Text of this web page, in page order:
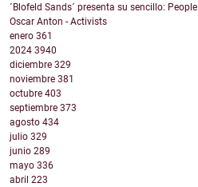
´Blofeld Sands´ presenta su sencillo: People
Oscar Anton - Activists
enero 361
2024 3940
diciembre 329
noviembre 381
octubre 403
septiembre 373
agosto 434
julio 329
junio 289
mayo 336
abril 223